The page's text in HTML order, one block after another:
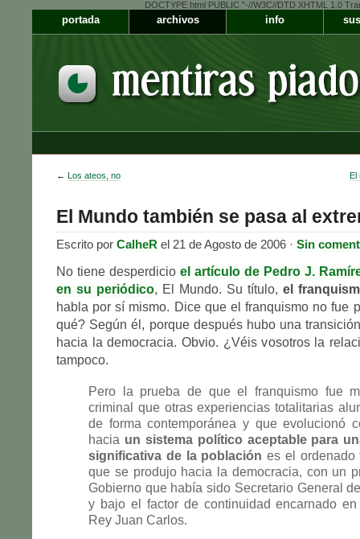
DOCTYPE html PUBLIC "-//W3C//DTD XHTML 1.0
portada archivos info
← Los ateos, no El
El Mundo también se pasa al
Escrito por CalheR el 21 de Agosto de 2006 · Sin
No tiene desperdicio el artículo de Pedro J.
en su periódico, El Mundo. Su título, el
habla por sí mismo. Dice que el franquismo no fue
qué? Según él, porque después hubo una
hacia la democracia. Obvio. ¿Véis vosotros la
tampoco.
Pero la prueba de que el franquismo fue
criminal que otras experiencias totalitarias
de forma contemporánea y que evolucionó
hacia un sistema político aceptable para
significativa de la población es el ordenado
que se produjo hacia la democracia, con un
Gobierno que había sido Secretario General
y bajo el factor de continuidad encarnado
Rey Juan Carlos.